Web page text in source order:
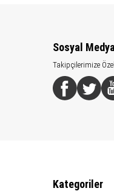
Sosyal Medya
Takipçilerimize
Kategoriler